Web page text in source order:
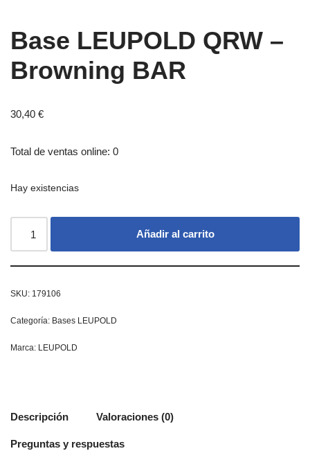
Base LEUPOLD QRW –
Browning BAR
30,40 €
Total de ventas online: 0
Hay existencias
Añadir al carrito
SKU: 179106
Categoría: Bases LEUPOLD
Marca: LEUPOLD
Descripción Valoraciones (0)
Preguntas y respuestas